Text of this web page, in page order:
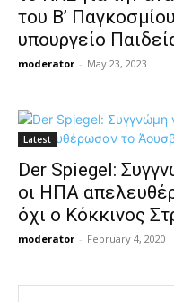
του Β’
υπουργείο
moderator - May 23, 2023
Latest
Der Spiegel:
οι ΗΠΑ
όχι ο Κόκκινος
moderator - February 4, 2020